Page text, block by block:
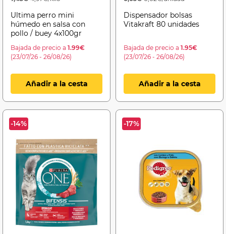
Ultima perro mini
húmedo en salsa con
pollo / buey 4x100gr
Bajada de precio a 1.99€
(23/07/26 - 26/08/26)
Añadir a la cesta
Dispensador bolsas
Vitakraft 80 unidades
Bajada de precio a 1.95€
(23/07/26 - 26/08/26)
Añadir a la cesta
-14% -17%